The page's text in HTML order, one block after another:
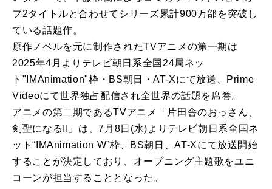
フ2タイトルと合わせてシリーズ累計900万部を突破し
ている話題作。
原作ノベルを元に制作されたTVアニメの第一期は
2025年4月よりテレビ朝日系全国24局ネッ
ト"IMAnimation"枠・BS朝日・AT-Xにて放送、Prime
Videoにて世界独占配信され全世界の話題を席巻。
アニメの第二期であるTVアニメ「片田舎のおっさん、
剣聖になるII」は、7月8日(水)よりテレビ朝日系全国ネ
ット“IMAnimation W”枠、BS朝日、AT-Xにて放送開始
することが決定しており、オープニング主題歌をユニ
コーンが担当することとなった。